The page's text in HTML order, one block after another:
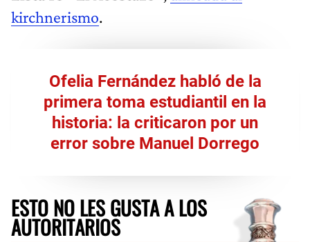
kirchnerismo.
Ofelia Fernández habló de la
primera toma estudiantil en la
historia: la criticaron por un
error sobre Manuel Dorrego
ESTO NO LES GUSTA A LOS
AUTORITARIOS